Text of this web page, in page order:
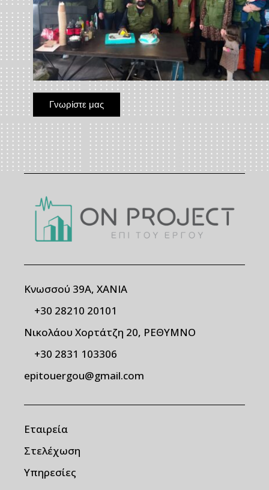
Γνωρίστε μας
Γνωρίστε μας
Κνωσσού 39Α, ΧΑΝΙΑ
+30 28210 20101
Νικολάου Χορτάτζη 20, ΡΕΘΥΜΝΟ
+30 2831 103306
epitouergou@gmail.com
Εταιρεία
Στελέχωση
Υπηρεσίες